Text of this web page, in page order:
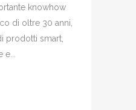
knowhow
di oltre 30 anni,
prodotti smart,